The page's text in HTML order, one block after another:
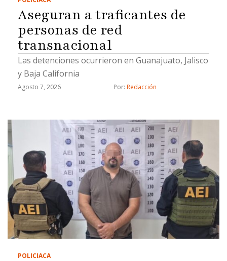
Aseguran a traficantes de
personas de red
transnacional
Las detenciones ocurrieron en Guanajuato, Jalisco
y Baja California
Agosto 7, 2026 Por: Redacción
POLICIACA